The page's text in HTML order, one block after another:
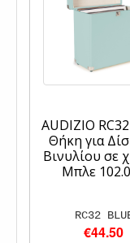
AUDIZIO
Θήκη για
Βινυλίου σε
Μπλε
RC32
€44.50